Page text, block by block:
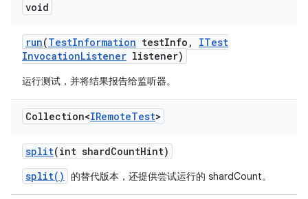
void
run(TestInformation testInfo ,
ITest
InvocationListener listener)
运行测试，并将结果报告给监听器。
Collection<IRemoteTest>
split(int shardCountHint)
split()
的替代版本，还提供尝试运行的 shardCount。